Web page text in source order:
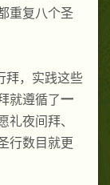
重复八个圣
拜，实践这些
就遵循了一
礼夜间拜、
行数目就更